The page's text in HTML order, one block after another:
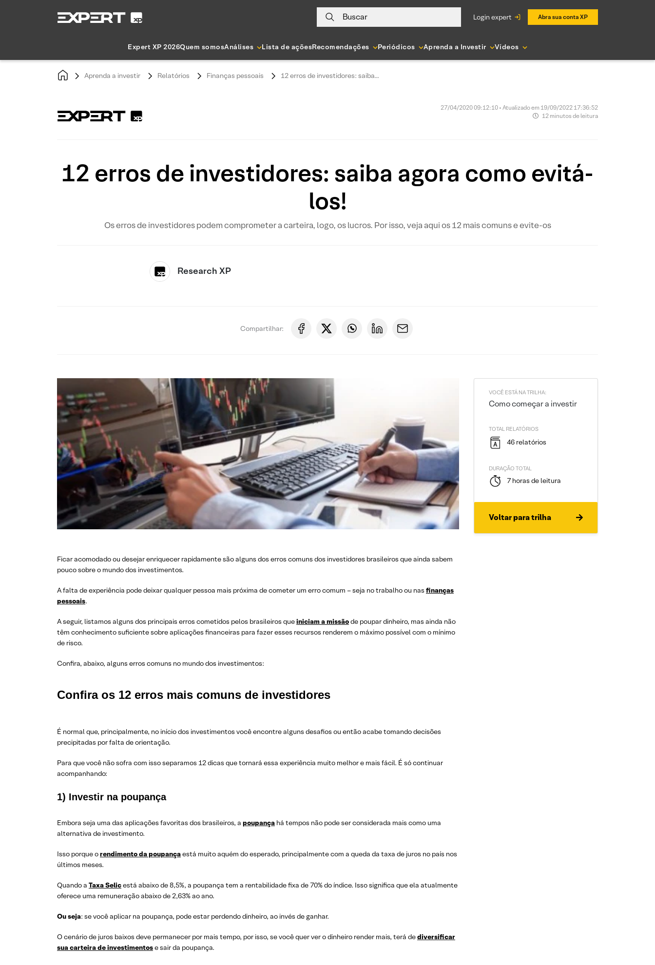
Buscar login expert Abra sua conta XP
Expert XP 2026Quem somosAnálises Lista de açõesRecomendações Periódicos Aprenda a Investir Vídeos
Aprenda a investir Relatórios Finanças pessoais 12 erros de investidores: saiba...
27/04/2020 09:12:10 • Atualizado em 19/09/2022 17:36:52
12 minutos de leitura
12 erros de investidores: saiba agora como evitá-
los!
Os erros de investidores podem comprometer a carteira, logo, os lucros. Por isso, veja aqui os 12 mais comuns e evite-os
Research XP
Compartilhar:
Ficar acomodado ou desejar enriquecer rapidamente são alguns dos erros comuns dos investidores brasileiros que ainda sabem
pouco sobre o mundo dos investimentos.
A falta de experiência pode deixar qualquer pessoa mais próxima de cometer um erro comum – seja no trabalho ou nas finanças
pessoais.
A seguir, listamos alguns dos principais erros cometidos pelos brasileiros queiniciam a missãode poupar dinheiro, mas ainda não
têm conhecimento suficiente sobre aplicações financeiras para fazer esses recursos renderem o máximo possível com o mínimo
de risco.
Confira, abaixo, alguns erros comuns no mundo dos investimentos:
Confira os 12 erros mais comuns de investidores
É normal que, principalmente, no início dos investimentos você encontre alguns desafios ou então acabe tomando decisões
precipitadas por falta de orientação.
Para que você não sofra com isso separamos 12 dicas que tornará essa experiência muito melhor e mais fácil. É só continuar
acompanhando:
1) Investir na poupança
Embora seja uma das aplicações favoritas dos brasileiros, a poupança há tempos não pode ser considerada mais como uma
alternativa de investimento.
Isso porque orendimento da poupançaestá muito aquém do esperado, principalmente com a queda da taxa de juros no país nos
últimos meses.
Quando a Taxa Selicestá abaixo de 8,5%, a poupança tem a rentabilidade fixa de 70% do índice. Isso significa que ela atualmente
oferece uma remuneração abaixo de 2,63% ao ano.
Ou seja: se você aplicar na poupança, pode estar perdendo dinheiro, ao invés de ganhar.
O cenário de juros baixos deve permanecer por mais tempo, por isso, se você quer ver o dinheiro render mais, terá dediversificar
sua carteira de investimentose sair da poupança.
VOCÊ ESTÁ NA TRILHA:
Como começar a investir
TOTAL RELATÓRIOS
46 relatórios
DURAÇÃO TOTAL
7 horas de leitura
Voltar para trilha